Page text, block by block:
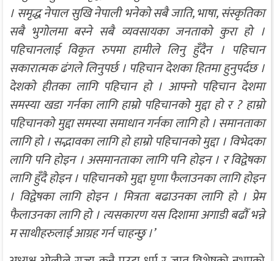
। समृद्ध नेपाल सुखि नेपाली भनेको सबै जाति, भाषा, संस्कृतिका
सबै भुगोलमा बस्ने सबै व्यवसायका जनताको कुरा हो ।
पहिचानलाई विकृत रुपमा हामीले लिनु हुँदैन । पहिचान
सकारात्मक ढंगले लिनुपर्छ । पहिचान देशका हितमा हुनुपर्दछ ।
देशको हीतका लागि पहिचान हो । आफ्नो पहिचान देशमा
समस्या खडा गर्नका लागि हाम्रो पहिचानको मुद्दा हो र ? हाम्रो
पहिचानको मुद्दा समस्या समाधान गर्नका लागि हो । समानताका
लागि हो । सद्भावका लागि हो हाम्रो पहिचानको मुद्दा । विभेदका
लागि पनि होइन । असमानताका लागि पनि होइन । र विद्वेषका
लागि हुँदै होइन । पहिचानको मुद्दा घृणा फैलाउनका लागि होइन
। विद्वेषका लागि होइन । मित्रता बढाउनका लागि हो । प्रेम
फैलाउनका लागि हो । त्यसकारण यस दिशामा अगाडी बढौँ भन्ने
म साथीहरुलाई आग्रह गर्न चाहन्छु ।’